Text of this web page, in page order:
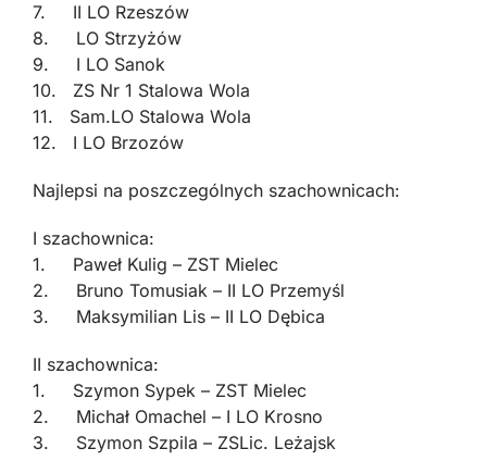
7. II LO Rzeszów
8. LO Strzyżów
9. I LO Sanok
10. ZS Nr 1 Stalowa Wola
11. Sam.LO Stalowa Wola
12. I LO Brzozów
Najlepsi na poszczególnych szachownicach:
I szachownica:
1. Paweł Kulig – ZST Mielec
2. Bruno Tomusiak – II LO Przemyśl
3. Maksymilian Lis – II LO Dębica
II szachownica:
1. Szymon Sypek – ZST Mielec
2. Michał Omachel – I LO Krosno
3. Szymon Szpila – ZSLic. Leżajsk